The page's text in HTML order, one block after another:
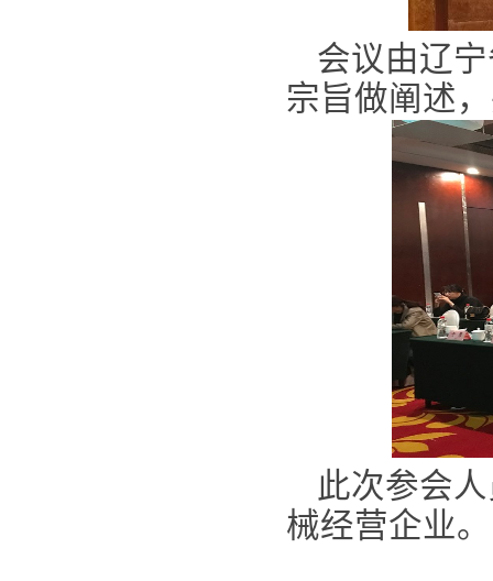
会议由辽
宗旨做阐述
此次参会
械经营企业。